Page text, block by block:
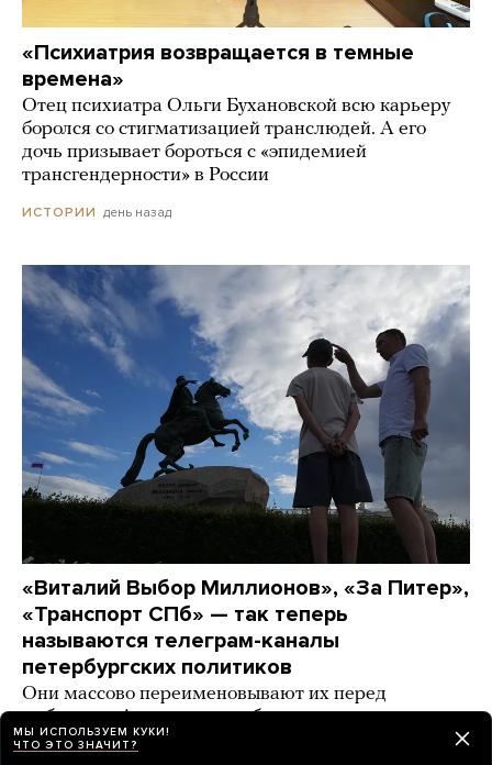
«Психиатрия возвращается в темные
времена»
Отец психиатра Ольги Бухановской всю карьеру
боролся со стигматизацией транслюдей. А его
дочь призывает бороться с «эпидемией
трансгендерности» в России
ИСТОРИИ день назад
«Виталий Выбор Миллионов», «За Питер»,
«Транспорт СПб» — так теперь
называются телеграм-каналы
петербургских политиков
Они массово переименовывают их перед
выборами. А спикер заксобрания даже удалил
канал в «Максе» (Почему? Никто не понимает)
МЫ ИСПОЛЬЗУЕМ КУКИ!
ЧТО ЭТО ЗНАЧИТ?